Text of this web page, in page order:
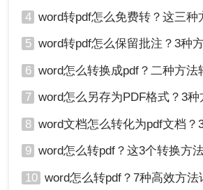
4 word转pdf怎么免费转？这三种
5 word转pdf怎么保留批注？3种方
6 word怎么转换成pdf？二种方法
7 word怎么另存为PDF格式？3种方
8 word文档怎么转化为pdf文档？3 种实用转换方法，
9 word怎么转pdf？这3个转换方
10 word怎么转pdf？7种高效方法